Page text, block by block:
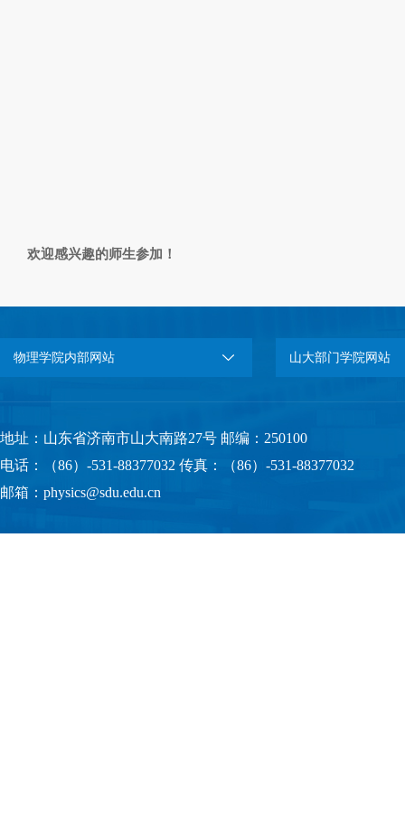
欢迎感兴趣的师生参加！
物理学院内部网站 山大部门学院网站
地址：山东省济南市山大南路27号 邮编：250100
电话：（86）-531-88377032 传真：（86）-531-88377032
邮箱：physics@sdu.edu.cn